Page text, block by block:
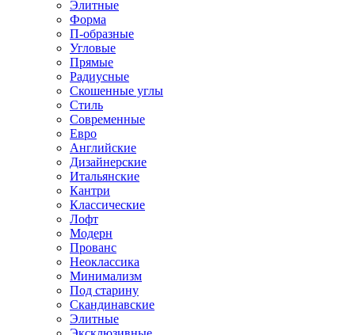
Элитные
Форма
П-образные
Угловые
Прямые
Радиусные
Скошенные углы
Стиль
Современные
Евро
Английские
Дизайнерские
Итальянские
Кантри
Классические
Лофт
Модерн
Прованс
Неоклассика
Минимализм
Под старину
Скандинавские
Элитные